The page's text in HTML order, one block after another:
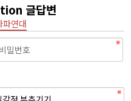
글답변
파연대